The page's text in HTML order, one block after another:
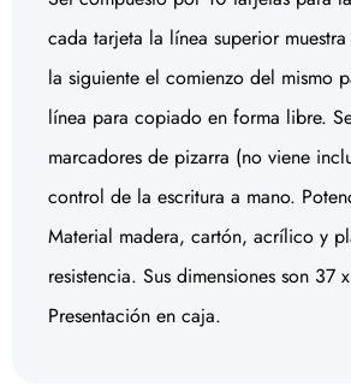
cada tarjeta la línea superior
la siguiente el comienzo del mismo
línea para copiado en forma libre.
marcadores de pizarra (no viene
control de la escritura a mano.
Material madera, cartón, acrílico y
resistencia. Sus dimensiones son 37
Presentación en caja.